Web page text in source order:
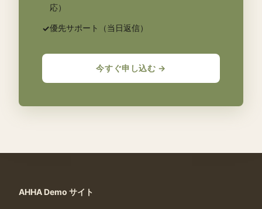
応）
✓優先サポート（当日返信）
今すぐ申し込む →
AHHA Demo サイト